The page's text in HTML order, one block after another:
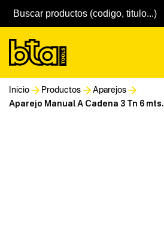
Inicio Productos Aparejos
Aparejo Manual A Cadena 3 Tn 6 mts.